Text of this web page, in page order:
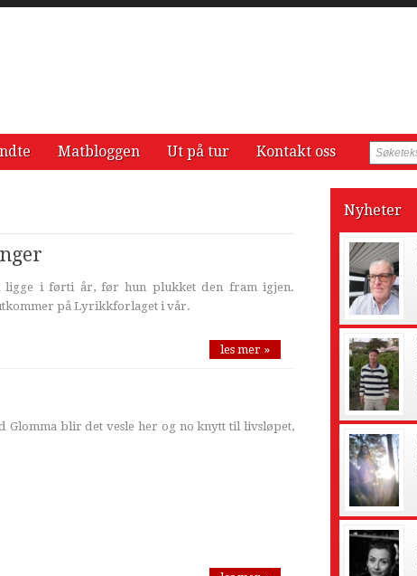
Matbloggen Ut på tur Kontakt oss
ligge i førti år, før hun plukket den fram igjen.
på Lyrikkforlaget i vår.
les mer »
Glomma blir det vesle her og no knytt til livsløpet,
Nyheter